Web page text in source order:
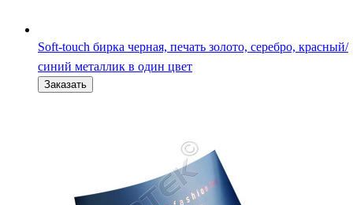
Soft-touch бирка черная, печать золото, серебро, красный/
синий металлик в один цвет